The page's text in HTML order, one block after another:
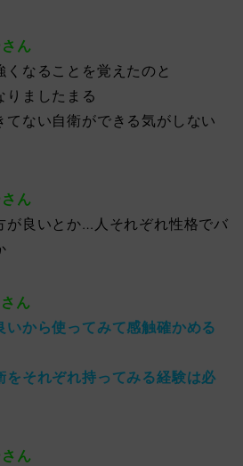
ん
なることを覚えたのと
りましたまる
てない自衛ができる気がしない
ん
が良いとか…人それぞれ性格でバ
ん
いから使ってみて感触確かめる
をそれぞれ持ってみる経験は必
ん